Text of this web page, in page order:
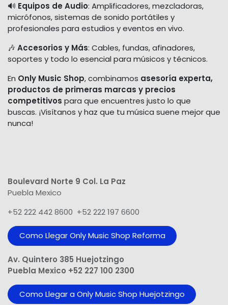
🔊 Equipos de Audio: Amplificadores, mezcladoras,
micrófonos, sistemas de sonido portátiles y
profesionales para estudios y eventos en vivo.
🎶 Accesorios y Más: Cables, fundas, afinadores,
soportes y todo lo esencial para músicos y técnicos.
En Only Music Shop, combinamos asesoría experta,
productos de primeras marcas y precios
competitivos para que encuentres justo lo que
buscas. ¡Visítanos y haz que tu música suene mejor que
nunca!
Boulevard Norte 9 Col. La Paz
Puebla Mexico
+52 222 442 8600 +52 222 197 6600
Como Llegar Only Music Shop​ Reforma
Av. Quintero 385 Huejotzingo
Puebla Mexico +52 227 100 2300
Como Llegar a Only Music Shop Huejotzingo